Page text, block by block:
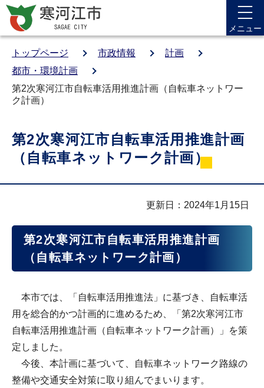
メニュー
トップページ 市政情報
計画
都市・環境計画
第2次寒河江市自転車活用推進計画（自転車ネットワー
ク計画）
第2次寒河江市自転車活用推進計画
（自転車ネットワーク計画）
更新日：2024年1月15日
第2次寒河江市自転車活用推進計画
（自転車ネットワーク計画）
本市では、「自転車活用推進法」に基づき、自転車活
用を総合的かつ計画的に進めるため、「第2次寒河江市
自転車活用推進計画（自転車ネットワーク計画）」を策
定しました。
今後、本計画に基づいて、自転車ネットワーク路線の
整備や交通安全対策に取り組んでまいります。